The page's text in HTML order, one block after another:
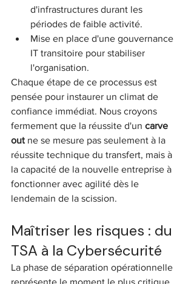
d'infrastructures durant les
périodes de faible activité.
Mise en place d'une gouvernance
IT transitoire pour stabiliser
l'organisation.
Chaque étape de ce processus est
pensée pour instaurer un climat de
confiance immédiat. Nous croyons
fermement que la réussite d'un carve
out ne se mesure pas seulement à la
réussite technique du transfert, mais à
la capacité de la nouvelle entreprise à
fonctionner avec agilité dès le
lendemain de la scission.
Maîtriser les risques : du
TSA à la Cybersécurité
La phase de séparation opérationnelle